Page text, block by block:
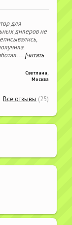
для
дилеров не
...[читать
Светлана
Москва
Все отзывы (25)